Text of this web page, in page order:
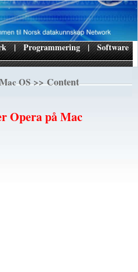
| Programmering | Software
Mac OS>> Content
Opera på Mac